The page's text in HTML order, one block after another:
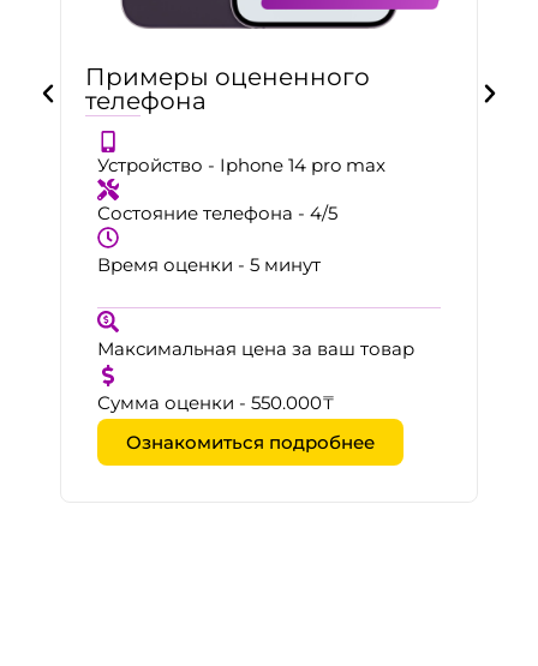
Примеры оцененного
телефона
Устройство - Iphone 14 pro max
Состояние телефона - 4/5
Время оценки - 5 минут
Максимальная цена за ваш товар
Сумма оценки - 550.000₸
Ознакомиться подробнее